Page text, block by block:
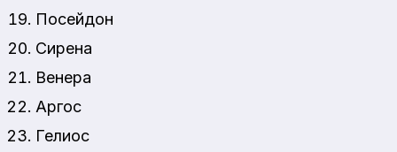
Посейдон
Сирена
Венера
Аргос
Гелиос